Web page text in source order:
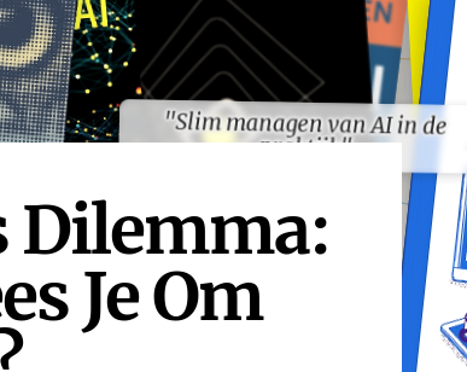
"Slim managen van AI in de
praktijk"
"Slim managen van AI in de
praktijk"
Dilemma:
Je Om